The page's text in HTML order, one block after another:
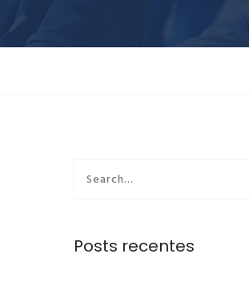
Posts recentes